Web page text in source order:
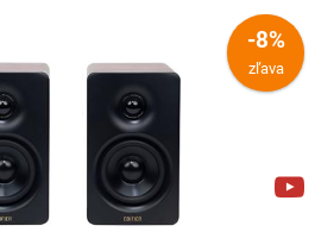
-8%
zľava